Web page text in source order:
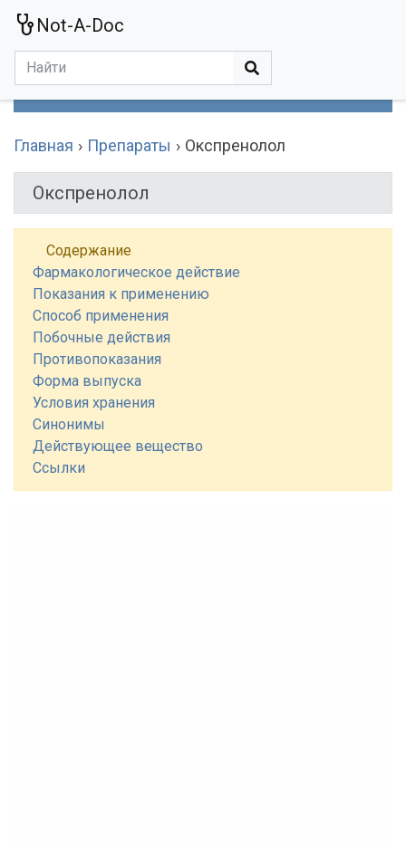
Not-A-Doc
Главная Препараты Окспренолол
Окспренолол
Содержание
Фармакологическое действие
Показания к применению
Способ применения
Побочные действия
Противопоказания
Форма выпуска
Условия хранения
Синонимы
Действующее вещество
Ссылки